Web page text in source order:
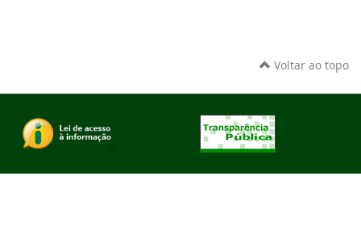
Voltar ao topo